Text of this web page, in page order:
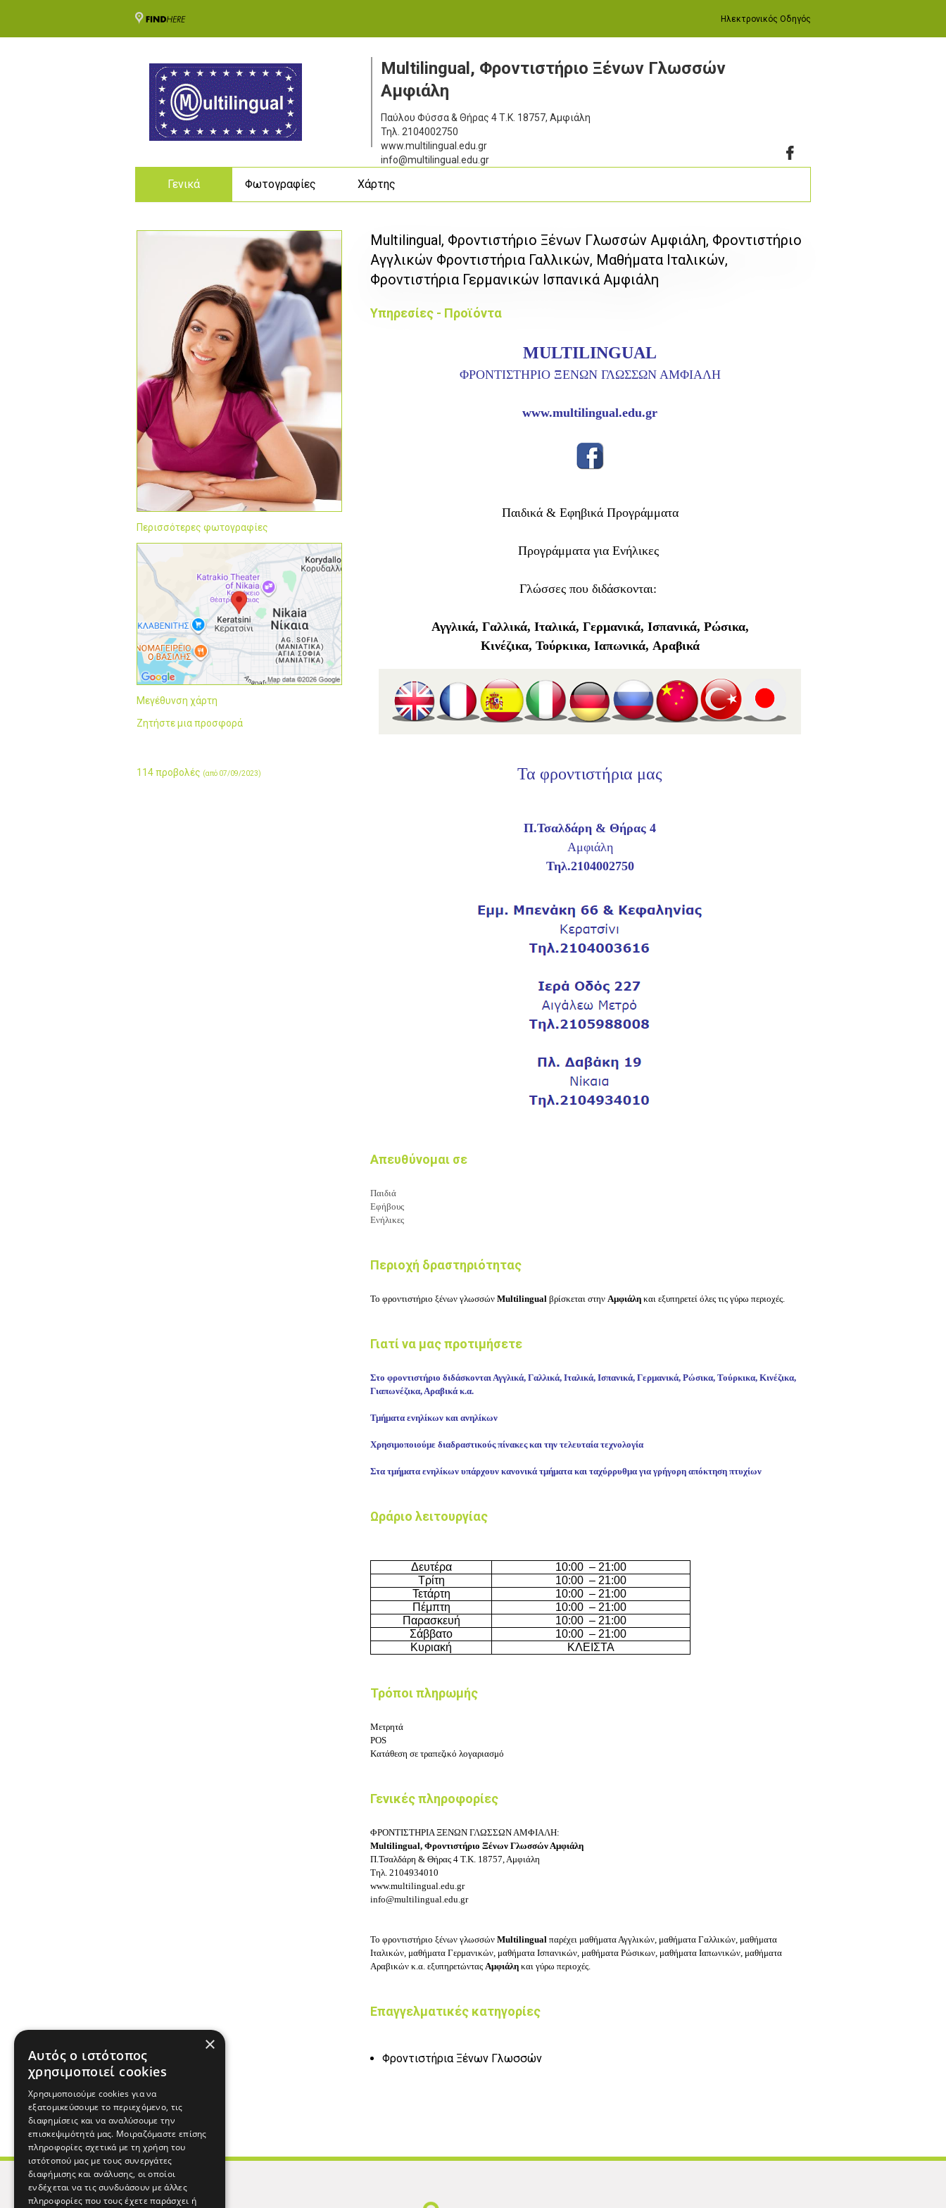
Ηλεκτρονικός Οδηγός
Multilingual, Φροντιστήριο Ξένων Γλωσσών
Αμφιάλη
Παύλου Φύσσα & Θήρας 4Τ.Κ. 18757, Αμφιάλη
Τηλ. 2104002750
www.multilingual.edu.gr
info@multilingual.edu.gr
Γενικά Φωτογραφίες Χάρτης
Περισσότερες φωτογραφίες
Μεγέθυνση χάρτη
Ζητήστε μια προσφορά
114 προβολές (από 07/09/2023)
Multilingual, Φροντιστήριο Ξένων Γλωσσών Αμφιάλη, Φροντιστήριο
Αγγλικών Φροντιστήρια Γαλλικών, Μαθήματα Ιταλικών,
Φροντιστήρια Γερμανικών Ισπανικά Αμφιάλη
Υπηρεσίες - Προϊόντα
MULTILINGUAL
ΦΡΟΝΤΙΣΤΗΡΙΟ ΞΕΝΩΝ ΓΛΩΣΣΩΝ ΑΜΦΙΑΛΗ
www.multilingual.edu.gr
Παιδικά & Εφηβικά Προγράμματα
Προγράμματα για Ενήλικες
Γλώσσες που διδάσκονται:
Αγγλικά, Γαλλικά, Ιταλικά, Γερμανικά, Ισπανικά, Ρώσικα,
Κινέζικα, Τούρκικα, Ιαπωνικά, Αραβικά
Τα φροντιστήρια μας
Π.Τσαλδάρη & Θήρας 4
Αμφιάλη
Τηλ.2104002750
Απευθύνομαι σε
Παιδιά
Εφήβους
Ενήλικες
Περιοχή δραστηριότητας
Το φροντιστήριο ξένων γλωσσών Multilingual βρίσκεται στην Αμφιάλη και εξυπηρετεί όλες τις γύρω περιοχές.
Γιατί να μας προτιμήσετε
Στο φροντιστήριο διδάσκονται Αγγλικά, Γαλλικά, Ιταλικά, Ισπανικά, Γερμανικά, Ρώσικα, Τούρκικα, Κινέζικα,
Γιαπωνέζικα, Αραβικά κ.α.
Τμήματα ενηλίκων και ανηλίκων
Χρησιμοποιούμε διαδραστικούς πίνακες και την τελευταία τεχνολογία
Στα τμήματα ενηλίκων υπάρχουν κανονικά τμήματα και ταχύρρυθμα για γρήγορη απόκτηση πτυχίων
Ωράριο λειτουργίας
Δευτέρα 10:00 – 21:00
Τρίτη
10:00 – 21:00
Τετάρτη
10:00 – 21:00
Πέμπτη
10:00 – 21:00
Παρασκευή
10:00 – 21:00
Σάββατο
10:00 – 21:00
Κυριακή
ΚΛΕΙΣΤΑ
Τρόποι πληρωμής
Μετρητά
POS
Κατάθεση σε τραπεζικό λογαριασμό
Γενικές πληροφορίες
ΦΡΟΝΤΙΣΤΗΡΙΑ ΞΕΝΩΝ ΓΛΩΣΣΩΝ ΑΜΦΙΑΛΗ:
Multilingual, Φροντιστήριο Ξένων Γλωσσών Αμφιάλη
Π.Τσαλδάρη & Θήρας 4 Τ.Κ. 18757, Αμφιάλη
Τηλ. 2104934010
www.multilingual.edu.gr
info@multilingual.edu.gr
Το φροντιστήριο ξένων γλωσσών Multilingual παρέχει μαθήματα Αγγλικών, μαθήματα Γαλλικών, μαθήματα
Ιταλικών, μαθήματα Γερμανικών, μαθήματα Ισπανικών, μαθήματα Ρώσικων, μαθήματα Ιαπωνικών, μαθήματα
Αραβικών κ.α. εξυπηρετώντας Αμφιάλη και γύρω περιοχές.
Επαγγελματικές κατηγορίες
Φροντιστήρια Ξένων Γλωσσών
×
Αυτός ο ιστότοπος
χρησιμοποιεί cookies
Χρησιμοποιούμε cookies για να
εξατομικεύσουμε το περιεχόμενο, τις
διαφημίσεις και να αναλύσουμε την
επισκεψιμότητά μας. Μοιραζόμαστε επίσης
πληροφορίες σχετικά με τη χρήση του
ιστότοπού μας με τους συνεργάτες
διαφήμισης και ανάλυσης, οι οποίοι
ενδέχεται να τις συνδυάσουν με άλλες
πληροφορίες που τους έχετε παράσχει ή